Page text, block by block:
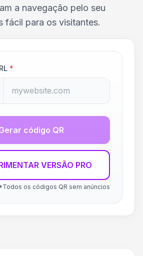
a navegação pelo seu
fácil para os visitantes.
*
código QR
VERSÃO PRO
os códigos QR sem anúncios